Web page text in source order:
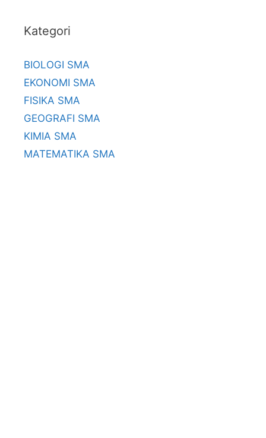
Kategori
BIOLOGI SMA
EKONOMI SMA
FISIKA SMA
GEOGRAFI SMA
KIMIA SMA
MATEMATIKA SMA